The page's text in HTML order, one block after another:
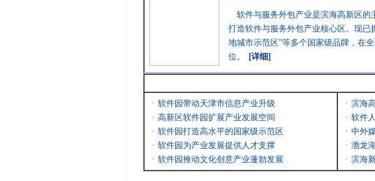
软件与服务外包产业是滨海高新区的
打造软件与服务外包产业核心区。现已
地城市示范区”等多个国家级品牌，在
位。
[详细]
· 软件园带动天津市信息产业升级
· 高新区软件园扩展产业发展空间
· 软件园打造高水平的国家级示范区
· 软件园为产业发展提供人才支撑
· 软件园推动文化创意产业蓬勃发展
· 滨海
· 软件
· 中外
· 渤龙
· 滨海